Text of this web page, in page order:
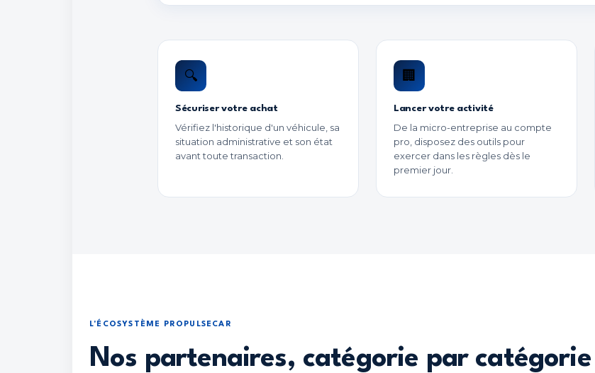
🔍
Sécuriser votre achat
Vérifiez l'historique d'un véhicule, sa
situation administrative et son état
avant toute transaction.
🏢
Lancer votre activité
De la micro-entreprise au compte
pro, disposez des outils pour
exercer dans les règles dès le
premier jour.
L'ÉCOSYSTÈME PROPULSECAR
Nos partenaires, catégorie par catégorie